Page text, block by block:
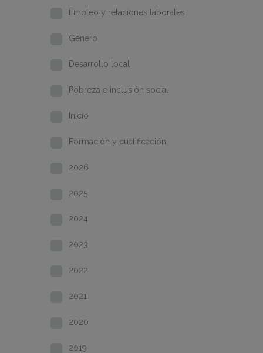
Empleo y relaciones laborales
Género
Desarrollo local
Pobreza e inclusión social
Inicio
Formación y cualificación
2026
2025
2024
2023
2022
2021
2020
2019